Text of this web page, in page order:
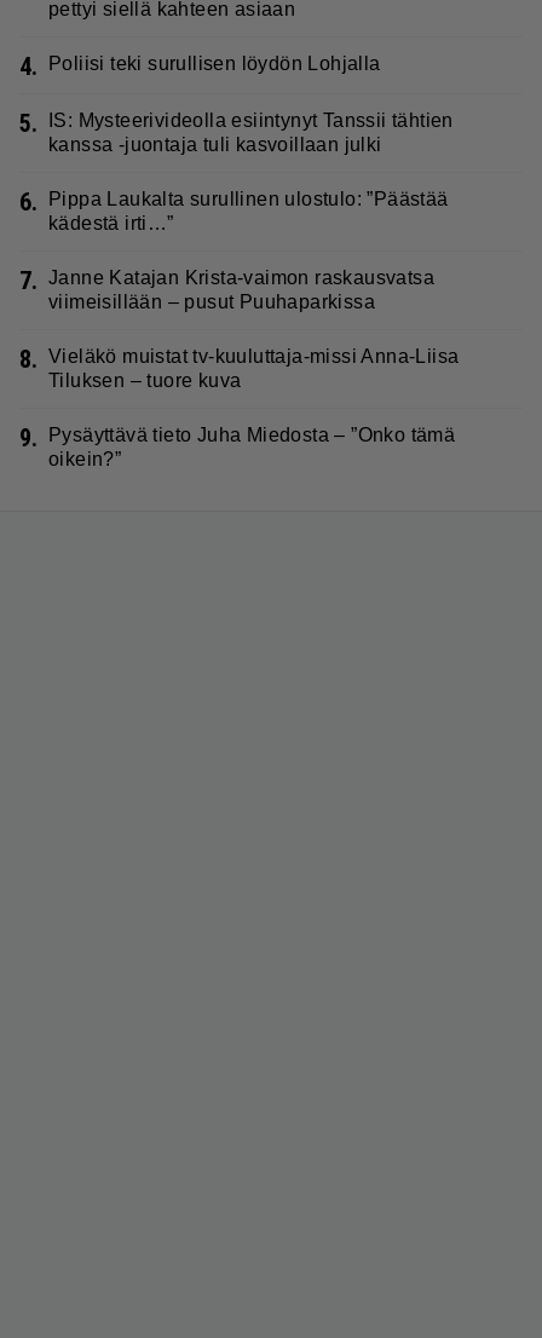
pettyi siellä kahteen asiaan
4. Poliisi teki surullisen löydön Lohjalla
5.
IS: Mysteerivideolla esiintynyt Tanssii tähtien
kanssa -juontaja tuli kasvoillaan julki
6.
Pippa Laukalta surullinen ulostulo: ”Päästää
kädestä irti…”
7. Janne Katajan Krista-vaimon raskausvatsa
viimeisillään – pusut Puuhaparkissa
8. Vieläkö muistat tv-kuuluttaja-missi Anna-Liisa
Tiluksen – tuore kuva
9.
Pysäyttävä tieto Juha Miedosta – ”Onko tämä
oikein?”